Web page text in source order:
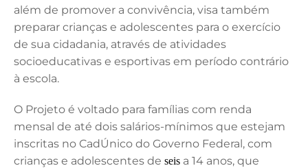
além de promover a convivência, visa também
preparar crianças e adolescentes para o exercício
de sua cidadania, através de atividades
socioeducativas e esportivas em período contrário
à escola.
O Projeto é voltado para famílias com renda
mensal de até dois salários-mínimos que estejam
inscritas no CadÚnico do Governo Federal, com
crianças e adolescentes de seis a 14 anos, que